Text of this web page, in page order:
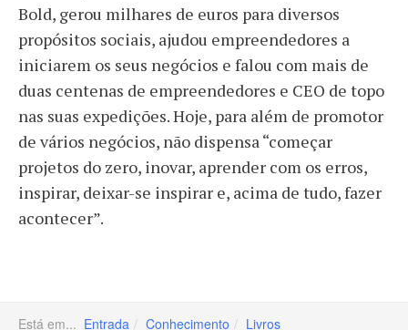
Bold, gerou milhares de euros para diversos
propósitos sociais, ajudou empreendedores a
iniciarem os seus negócios e falou com mais de
duas centenas de empreendedores e CEO de topo
nas suas expedições. Hoje, para além de promotor
de vários negócios, não dispensa “começar
projetos do zero, inovar, aprender com os erros,
inspirar, deixar-se inspirar e, acima de tudo, fazer
acontecer”.
Está em... Entrada Conhecimento Livros